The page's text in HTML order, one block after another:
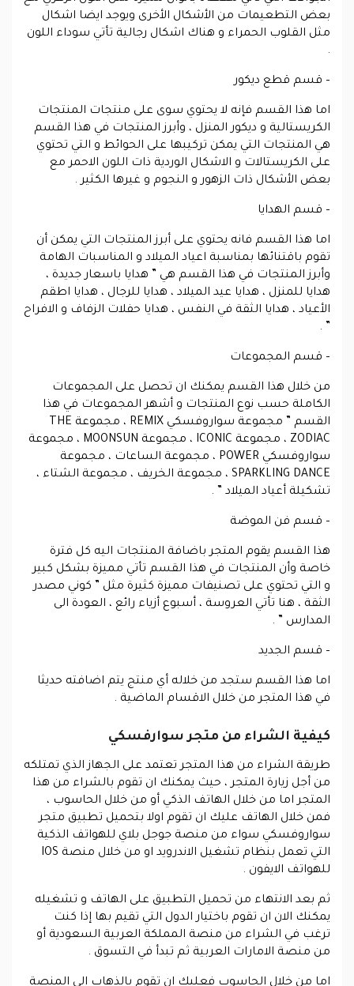
بعض التطعيمات من الأشكال الأخرى ويوجد ايضا اشكال
مثل القلوب الحمراء و هناك اشكال رجالية تأتي سوداء اللون
.
– قسم قطع ديكور
اما هذا القسم فإنه لا يحتوي سوى على منتجات المنتجات
الكريستالية و ديكور المنزل ، وأبرز المنتجات في هذا القسم
هي المنتجات التي يمكن تركيبها على الحوائط و التي تحتوي
على الكريستالات و الاشكال الوردية ذات اللون الاحمر مع
بعض الأشكال ذات الزهور و النجوم و غيرها الكثير .
– قسم الهدايا
اما هذا القسم فانه يحتوي على أبرز المنتجات التي يمكن أن
تقوم باقتنائها بمناسبة اعياد الميلاد و المناسبات الهامة
وأبرز المنتجات في هذا القسم هي ” هدايا باسعار جديدة ،
هدايا للمنزل ، هدايا عيد الميلاد ، هدايا للرجال ، هدايا اطقم
الأعياد ، هدايا الثقة في النفس ، هدايا حفلات الزفاف و الافراح
” .
– قسم المجموعات
من خلال هذا القسم يمكنك ان تحصل على المجموعات
الكاملة حسب نوع المنتجات و أشهر المجموعات في هذا
القسم ” مجموعة سواروفسكي REMIX ، مجموعة THE
ZODIAC ، مجموعة ICONIC ، مجموعة MOONSUN ، مجموعة
سواروفسكي POWER ، مجموعة الساعات ، مجموعة
SPARKLING DANCE ، مجموعة الخريف ، مجموعة الشتاء ،
تشكيلة أعياد الميلاد ” .
– قسم فن الموضة
هذا القسم يقوم المتجر باضافة المنتجات اليه كل فترة
خاصة وأن المنتجات في هذا القسم تأتي مميزة بشكل كبير
و التي تحتوي على تصنيفات مميزة كثيرة مثل ” كوني مصدر
الثقة ، هنا تأتي العروسة ، أسبوع أزياء رائع ، العودة الى
المدارس ” .
– قسم الجديد
اما هذا القسم ستجد من خلاله أي منتج يتم اضافته حديثا
في هذا المتجر من خلال الاقسام الماضية .
كيفية الشراء من متجر سوارفسكي
طريقة الشراء من هذا المتجر تعتمد على الجهاز الذي تمتلكه
من أجل زيارة المتجر ، حيث يمكنك ان تقوم بالشراء من هذا
المتجر اما من خلال الهاتف الذكي أو من خلال الحاسوب ،
فمن خلال الهاتف عليك ان تقوم اولا بتحميل تطبيق متجر
سواروفسكي سواء من منصة جوجل بلاي للهواتف الذكية
التي تعمل بنظام تشغيل الاندرويد او من خلال منصة IOS
للهواتف الايفون .
ثم بعد الانتهاء من تحميل التطبيق على الهاتف و تشغيله
يمكنك الان ان تقوم باختيار الدول التي تقيم بها إذا كنت
ترغب في الشراء من منصة المملكة العربية السعودية أو
من منصة الامارات العربية ثم تبدأ في التسوق .
اما من خلال الحاسوب فعليك ان تقوم بالذهاب الى المنصة